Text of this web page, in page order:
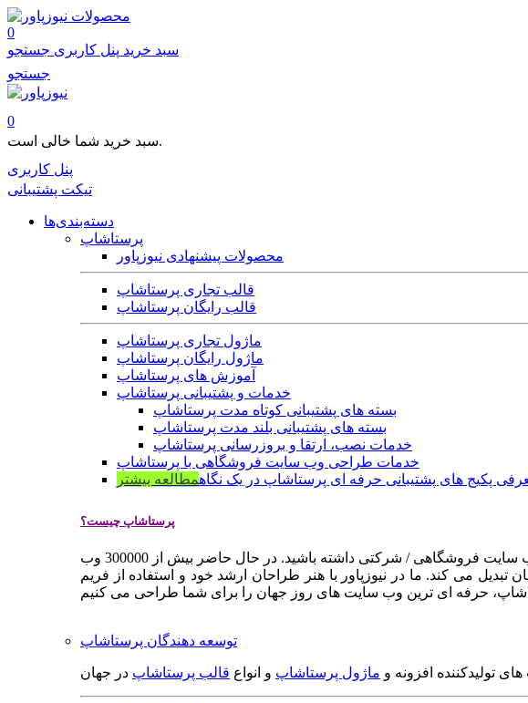
محصولات
0
سبد خرید پنل کاربری جستجو
جستجو
0
سبد خرید شما خالی است.
پنل کاربری
تیکت پشتیبانی
دسته‌بندی‌ها
پرستاشاپ
محصولات پیشنهادی نیوزپاور
قالب تجاری پرستاشاپ
قالب رایگان پرستاشاپ
ماژول تجاری پرستاشاپ
ماژول رایگان پرستاشاپ
آموزش های پرستاشاپ
خدمات و پشتیبانی پرستاشاپ
بسته های پشتیبانی کوتاه مدت پرستاشاپ
بسته های پشتیبانی بلند مدت پرستاشاپ
خدمات نصب، ارتقا و بروزرسانی پرستاشاپ
خدمات طراحی وب سایت فروشگاهی با پرستاشاپ
پکیج های پشتیبانی حرفه ای پرستاشاپ در یک نگاهمطالعه بیشتر
پرستاشاپ چیست؟
پرستاشاپ یک سیستم مدیریت وب سایت / فروشگاه آنلاین اپن سورس است که به شما کمک می کند به سرعت یک وب سایت فروشگاهی / شرکتی داشته باشید. در حال حاضر بیش از 300000 وب
می کند. ما در نیوزپاور با هنر طراحان ارشد خود و استفاده از فریم
توسعه دهندگان پرستاشاپ
تولیدکننده افزونه و ماژول پرستاشاپ و انواع قالب پرستاشاپ در جهان